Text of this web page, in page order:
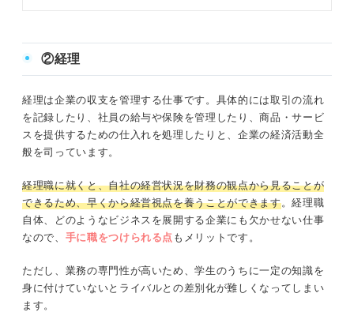
望動機に悩んでいる人はぜひ参考に
してください。
②経理
経理は企業の収支を管理する仕事です。具体的には取引の流れ
を記録したり、社員の給与や保険を管理したり、商品・サービ
スを提供するための仕入れを処理したりと、企業の経済活動全
般を司っています。
経理職に就くと、自社の経営状況を財務の観点から見ることが
できるため、早くから経営視点を養うことができます。経理職
自体、どのようなビジネスを展開する企業にも欠かせない仕事
なので、 手に職をつけられる点 もメリットです。
ただし、業務の専門性が高いため、学生のうちに一定の知識を
身に付けていないとライバルとの差別化が難しくなってしまい
ます。